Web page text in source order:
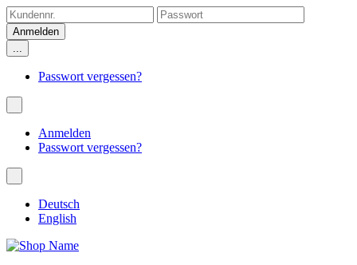
...
Passwort vergessen?
Anmelden
Passwort vergessen?
Deutsch
English